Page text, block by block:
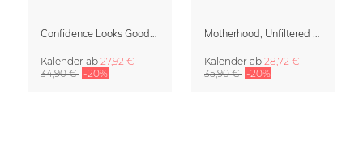
Kalender ab 27,92 €
34,90 € -20%
Kalender ab 28,72 €
35,90 € -20%